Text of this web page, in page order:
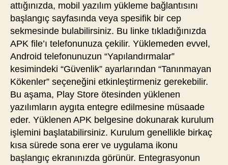
attığınızda, mobil yazılım yükleme bağlantısını
başlangıç sayfasında veya spesifik bir cep
sekmesinde bulabilirsiniz. Bu linke tıkladığınızda
APK file’ı telefonunuza çekilir. Yüklemeden evvel,
Android telefonunuzun “Yapılandırmalar”
kesimindeki “Güvenlik” ayarlarından “Tanınmayan
Kökenler” seçeneğini etkinleştirmeniz gerekebilir.
Bu aşama, Play Store ötesinden yüklenen
yazılımların aygıta entegre edilmesine müsaade
eder. Yüklenen APK belgesine dokunarak kurulum
işlemini başlatabilirsiniz. Kurulum genellikle birkaç
kısa sürede sona erer ve uygulama ikonu
başlangıç ekranınızda görünür. Entegrasyonun